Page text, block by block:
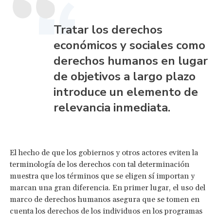
Tratar los derechos
económicos y sociales como
derechos humanos en lugar
de objetivos a largo plazo
introduce un elemento de
relevancia inmediata.
El hecho de que los gobiernos y otros actores eviten la
terminología de los derechos con tal determinación
muestra que los términos que se eligen sí importan y
marcan una gran diferencia. En primer lugar, el uso del
marco de derechos humanos asegura que se tomen en
cuenta los derechos de los individuos en los programas